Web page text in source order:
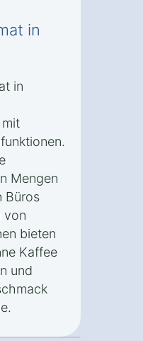
in
in
Mengen
Büros
von
bieten
Kaffee
und